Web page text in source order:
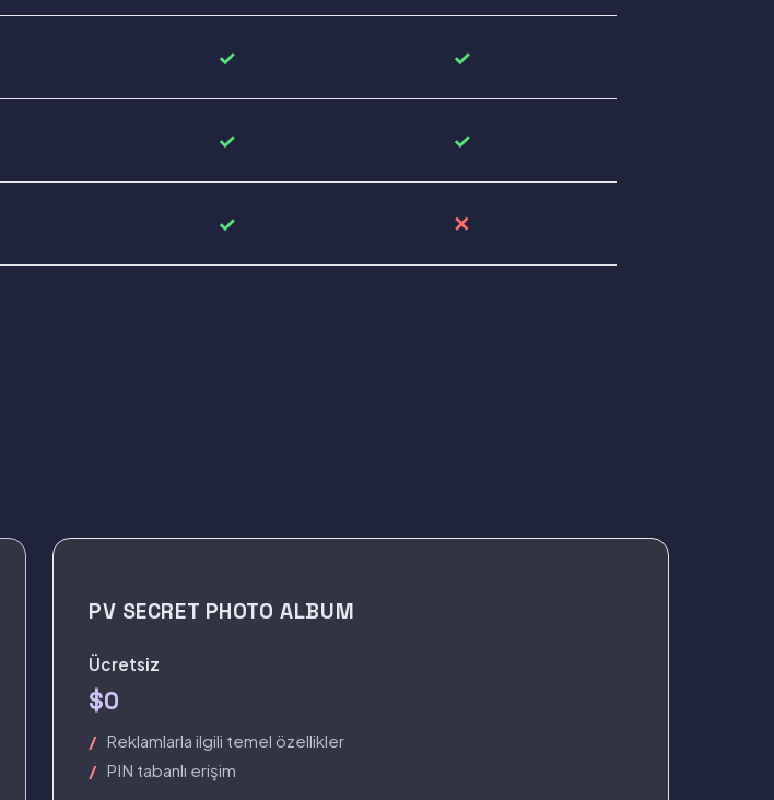
✓ ✓
✓ ✓
✓ ✕
PV SECRET PHOTO ALBUM
Ücretsiz
$0
Reklamlarla ilgili temel özellikler
PIN tabanlı erişim